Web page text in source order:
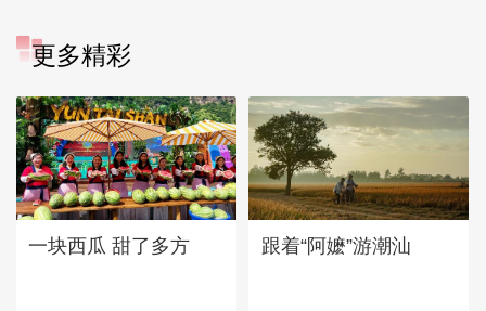
更多精彩
一块西瓜 甜了多方 跟着“阿嬷”游潮汕